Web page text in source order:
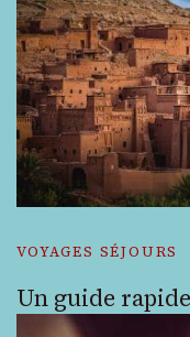
VOYAGES SÉJOURS
Un guide